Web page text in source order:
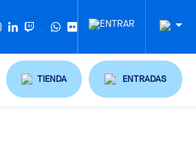
TIENDA ENTRADAS